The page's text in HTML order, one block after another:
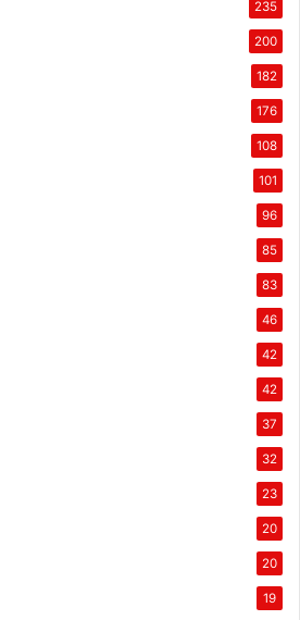
235
200
182
176
108
101
96
85
83
46
42
42
37
32
23
20
20
19